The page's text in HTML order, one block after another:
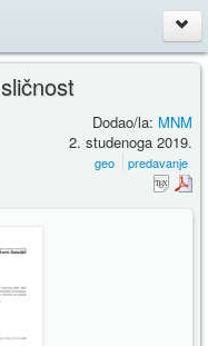
Dodao/la: MNM
2. studenoga 2019.
geo predavanje